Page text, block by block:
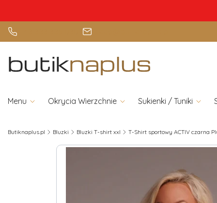
Menu Okrycia Wierzchnie Sukienki / Tuniki
Butiknaplus.pl Bluzki Bluzki T-shirt xxl T-Shirt sportowy ACTIV czarna